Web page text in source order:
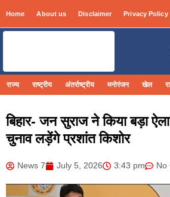
Home About us Disclaimer Privacy Policy
राज्य राष्ट्रीय अंतर्राष्ट्रीय मनोरंजन खेल
बिहार- जन सुराज ने किया बड़ा
चुनाव लड़ेंगे प्रशांत किशोर
News 7 July 5, 2026 3:43 pm No